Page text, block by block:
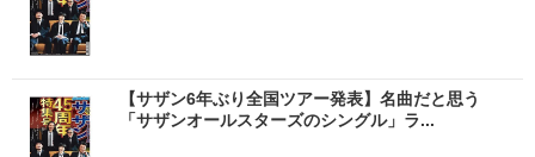
【サザン6年ぶり全国ツアー発表】名曲だと思う
「サザンオールスターズのシングル」ラ...